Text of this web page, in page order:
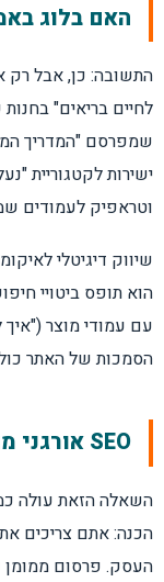
האם בלוג
לחיים בריאים"
שמפרסם "המדריך
ישירות לקטגוריית
וטראפיק לעמודים
שיווק דיגיטלי
הוא תופס ביטויי
עם עמודי מוצר
הסמכות של האתר
SEO אורגני מול פרסום ממומן — מה עדיף?
השאלה הזאת עולה
הכנה: אתם צריכים
העסק. פרסום ממומן